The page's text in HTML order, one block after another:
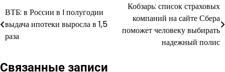
Навигация
по
записям
ВТБ: в России в I полугодии
выдача ипотеки выросла в 1,5
раза
Кобзарь: список страховых
компаний на сайте Сбера
поможет человеку выбирать
надежный полис
Связанные записи